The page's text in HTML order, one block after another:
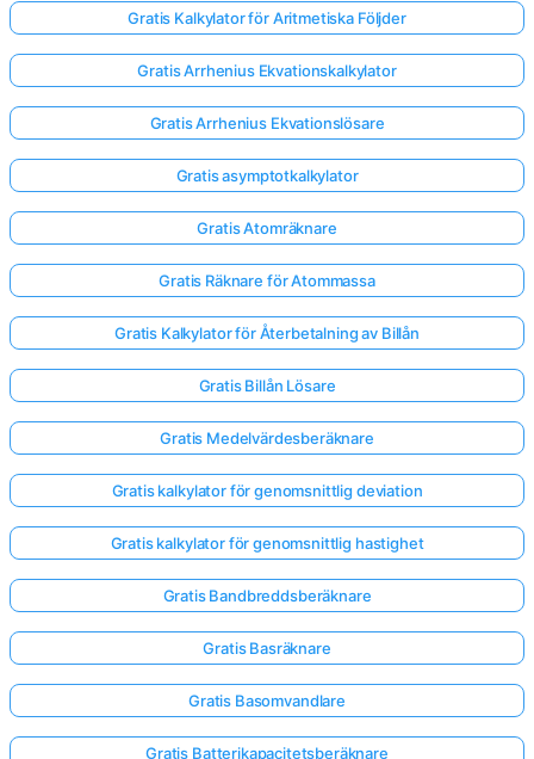
Gratis Kalkylator för Aritmetiska Följder
Gratis Arrhenius Ekvationskalkylator
Gratis Arrhenius Ekvationslösare
Gratis asymptotkalkylator
Gratis Atomräknare
Gratis Räknare för Atommassa
Gratis Kalkylator för Återbetalning av Billån
Gratis Billån Lösare
Gratis Medelvärdesberäknare
Gratis kalkylator för genomsnittlig deviation
Gratis kalkylator för genomsnittlig hastighet
Gratis Bandbreddsberäknare
Gratis Basräknare
Gratis Basomvandlare
Gratis Batterikapacitetsberäknare